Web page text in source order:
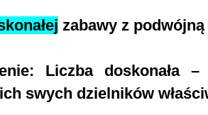
zabawy z podwójną
Liczba doskonała
swych dzielników